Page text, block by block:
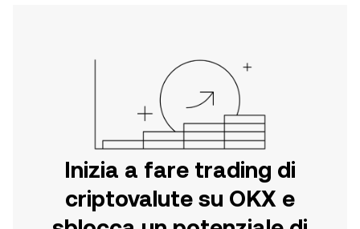
Inizia a fare trading di
criptovalute su OKX e